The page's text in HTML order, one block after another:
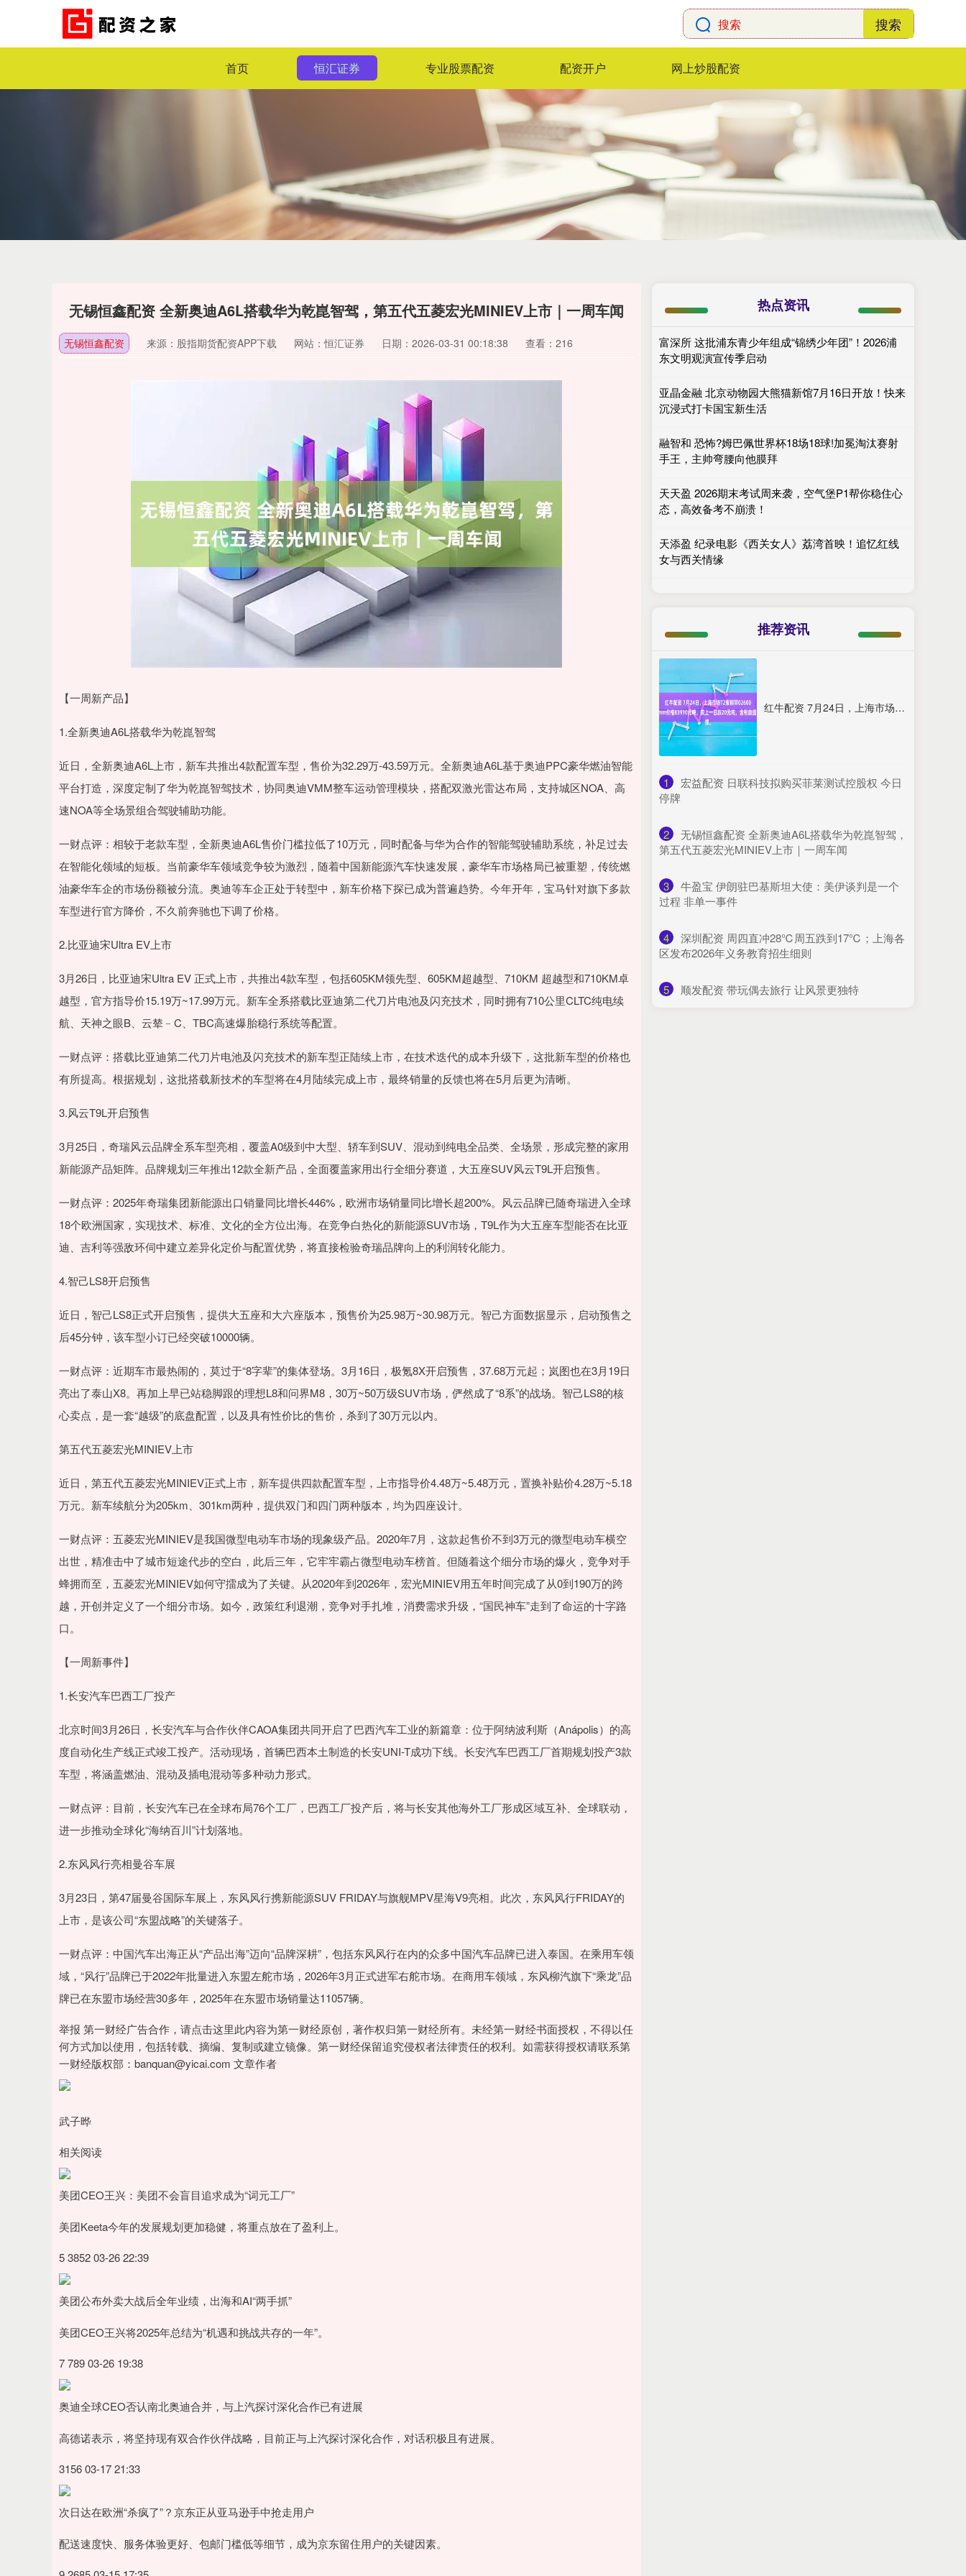
搜索
首页 恒汇证券 专业股票配资 配资开户 网上炒股配资
无锡恒鑫配资 全新奥迪A6L搭载华为乾崑智驾，第五代五菱宏光MINIEV上市｜一周车闻
无锡恒鑫配资 来源：股指期货配资APP下载 网站：恒汇证券 日期：2026-03-31 00:18:38 查看：216
【一周新产品】
1.全新奥迪A6L搭载华为乾崑智驾
近日，全新奥迪A6L上市，新车共推出4款配置车型，售价为32.29万-43.59万元。全新奥迪A6L基于奥迪PPC豪华燃油智能
平台打造，深度定制了华为乾崑智驾技术，协同奥迪VMM整车运动管理模块，搭配双激光雷达布局，支持城区NOA、高
速NOA等全场景组合驾驶辅助功能。
一财点评：相较于老款车型，全新奥迪A6L售价门槛拉低了10万元，同时配备与华为合作的智能驾驶辅助系统，补足过去
在智能化领域的短板。当前豪华车领域竞争较为激烈，随着中国新能源汽车快速发展，豪华车市场格局已被重塑，传统燃
油豪华车企的市场份额被分流。奥迪等车企正处于转型中，新车价格下探已成为普遍趋势。今年开年，宝马针对旗下多款
车型进行官方降价，不久前奔驰也下调了价格。
2.比亚迪宋Ultra EV上市
3月26日，比亚迪宋Ultra EV 正式上市，共推出4款车型，包括605KM领先型、605KM超越型、710KM 超越型和710KM卓
越型，官方指导价15.19万~17.99万元。新车全系搭载比亚迪第二代刀片电池及闪充技术，同时拥有710公里CLTC纯电续
航、天神之眼B、云辇﹣C、TBC高速爆胎稳行系统等配置。
一财点评：搭载比亚迪第二代刀片电池及闪充技术的新车型正陆续上市，在技术迭代的成本升级下，这批新车型的价格也
有所提高。根据规划，这批搭载新技术的车型将在4月陆续完成上市，最终销量的反馈也将在5月后更为清晰。
3.风云T9L开启预售
3月25日，奇瑞风云品牌全系车型亮相，覆盖A0级到中大型、轿车到SUV、混动到纯电全品类、全场景，形成完整的家用
新能源产品矩阵。品牌规划三年推出12款全新产品，全面覆盖家用出行全细分赛道，大五座SUV风云T9L开启预售。
一财点评：2025年奇瑞集团新能源出口销量同比增长446%，欧洲市场销量同比增长超200%。风云品牌已随奇瑞进入全球
18个欧洲国家，实现技术、标准、文化的全方位出海。在竞争白热化的新能源SUV市场，T9L作为大五座车型能否在比亚
迪、吉利等强敌环伺中建立差异化定价与配置优势，将直接检验奇瑞品牌向上的利润转化能力。
4.智己LS8开启预售
近日，智己LS8正式开启预售，提供大五座和大六座版本，预售价为25.98万~30.98万元。智己方面数据显示，启动预售之
后45分钟，该车型小订已经突破10000辆。
一财点评：近期车市最热闹的，莫过于“8字辈”的集体登场。3月16日，极氪8X开启预售，37.68万元起；岚图也在3月19日
亮出了泰山X8。再加上早已站稳脚跟的理想L8和问界M8，30万~50万级SUV市场，俨然成了“8系”的战场。智己LS8的核
心卖点，是一套“越级”的底盘配置，以及具有性价比的售价，杀到了30万元以内。
第五代五菱宏光MINIEV上市
近日，第五代五菱宏光MINIEV正式上市，新车提供四款配置车型，上市指导价4.48万~5.48万元，置换补贴价4.28万~5.18
万元。新车续航分为205km、301km两种，提供双门和四门两种版本，均为四座设计。
一财点评：五菱宏光MINIEV是我国微型电动车市场的现象级产品。2020年7月，这款起售价不到3万元的微型电动车横空
出世，精准击中了城市短途代步的空白，此后三年，它牢牢霸占微型电动车榜首。但随着这个细分市场的爆火，竞争对手
蜂拥而至，五菱宏光MINIEV如何守擂成为了关键。从2020年到2026年，宏光MINIEV用五年时间完成了从0到190万的跨
越，开创并定义了一个细分市场。如今，政策红利退潮，竞争对手扎堆，消费需求升级，“国民神车”走到了命运的十字路
口。
【一周新事件】
1.长安汽车巴西工厂投产
北京时间3月26日，长安汽车与合作伙伴CAOA集团共同开启了巴西汽车工业的新篇章：位于阿纳波利斯（Anápolis）的高
度自动化生产线正式竣工投产。活动现场，首辆巴西本土制造的长安UNI-T成功下线。长安汽车巴西工厂首期规划投产3款
车型，将涵盖燃油、混动及插电混动等多种动力形式。
一财点评：目前，长安汽车已在全球布局76个工厂，巴西工厂投产后，将与长安其他海外工厂形成区域互补、全球联动，
进一步推动全球化“海纳百川”计划落地。
2.东风风行亮相曼谷车展
3月23日，第47届曼谷国际车展上，东风风行携新能源SUV FRIDAY与旗舰MPV星海V9亮相。此次，东风风行FRIDAY的
上市，是该公司“东盟战略”的关键落子。
一财点评：中国汽车出海正从“产品出海”迈向“品牌深耕”，包括东风风行在内的众多中国汽车品牌已进入泰国。在乘用车领
域，“风行”品牌已于2022年批量进入东盟左舵市场，2026年3月正式进军右舵市场。在商用车领域，东风柳汽旗下“乘龙”品
牌已在东盟市场经营30多年，2025年在东盟市场销量达11057辆。
举报 第一财经广告合作，请点击这里此内容为第一财经原创，著作权归第一财经所有。未经第一财经书面授权，不得以任
何方式加以使用，包括转载、摘编、复制或建立镜像。第一财经保留追究侵权者法律责任的权利。如需获得授权请联系第
一财经版权部：banquan@yicai.com 文章作者
武子晔
相关阅读
美团CEO王兴：美团不会盲目追求成为“词元工厂”
美团Keeta今年的发展规划更加稳健，将重点放在了盈利上。
5 3852 03-26 22:39
美团公布外卖大战后全年业绩，出海和AI“两手抓”
美团CEO王兴将2025年总结为“机遇和挑战共存的一年”。
7 789 03-26 19:38
奥迪全球CEO否认南北奥迪合并，与上汽探讨深化合作已有进展
高德诺表示，将坚持现有双合作伙伴战略，目前正与上汽探讨深化合作，对话积极且有进展。
3156 03-17 21:33
次日达在欧洲“杀疯了”？京东正从亚马逊手中抢走用户
配送速度快、服务体验更好、包邮门槛低等细节，成为京东留住用户的关键因素。
热点资讯
富深所 这批浦东青少年组成“锦绣少年团”！2026浦
东文明观演宣传季启动
亚晶金融 北京动物园大熊猫新馆7月16日开放！快来
沉浸式打卡国宝新生活
融智和 恐怖?姆巴佩世界杯18场18球!加冕淘汰赛射
手王，主帅弯腰向他膜拜
天天盈 2026期末考试周来袭，空气堡P1帮你稳住心
态，高效备考不崩溃！
天添盈 纪录电影《西关女人》荔湾首映！追忆红线
女与西关情缘
推荐资讯
红牛配资 7月24日，上海市场T2紫铜带02600mm价格83910元吨，较上一日跌20元吨，含税自提。
1
​宏益配资 日联科技拟购买菲莱测试控股权 今日
停牌
2
​无锡恒鑫配资 全新奥迪A6L搭载华为乾崑智驾，
第五代五菱宏光MINIEV上市｜一周车闻
3
​牛盈宝 伊朗驻巴基斯坦大使：美伊谈判是一个
过程 非单一事件
4
​深圳配资 周四直冲28℃周五跌到17℃；上海各
区发布2026年义务教育招生细则
5 ​顺发配资 带玩偶去旅行 让风景更独特